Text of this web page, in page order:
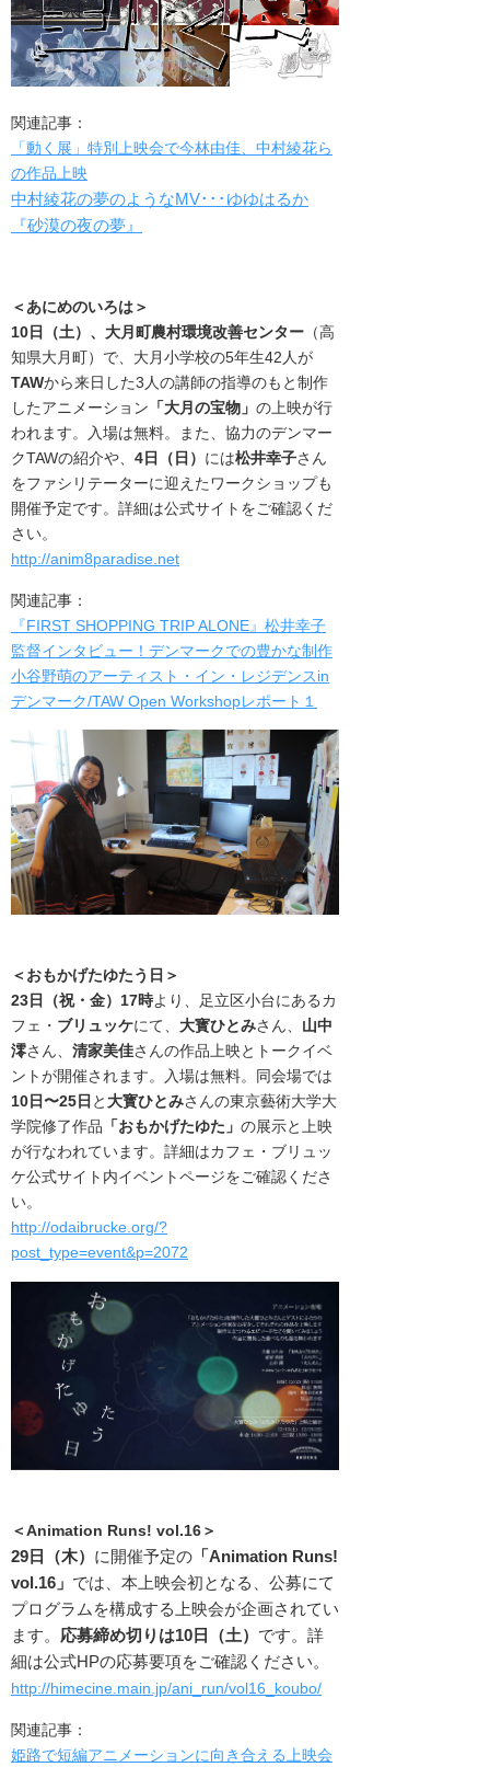
関連記事：
「動く展」特別上映会で今林由佳、中村綾花ら
の作品上映
中村綾花の夢のようなMV･･･ゆゆはるか
『砂漠の夜の夢』
＜あにめのいろは＞
10日（土）、 大月町農村環境改善センター （高
知県大月町）で、大月小学校の5年生42人が
TAWから来日した3人の講師の指導のもと制作
したアニメーション 「大月の宝物」 の上映が行
われます。入場は無料。また、協力のデンマー
クTAWの紹介や、 4日（日） には松井幸子さん
をファシリテーターに迎えたワークショップも
開催予定です。詳細は公式サイトをご確認くだ
さい。
http://anim8paradise.net
関連記事：
『FIRST SHOPPING TRIP ALONE』松井幸子
監督インタビュー！デンマークでの豊かな制作
小谷野萌のアーティスト・イン・レジデンスin
デンマーク/TAW Open Workshopレポート１
＜ おもかげたゆたう日 ＞
23日（祝・金） 17時より、足立区小台にあるカ
フェ・ ブリュッケにて、 大寳ひとみさん、 山中
澪さん、 清家美佳さんの作品上映とトークイベ
ントが開催されます。入場は無料。同会場では
10日〜25日 と 大寳ひとみさんの東京藝術大学大
学院修了作品 「おもかげたゆた」 の展示と上映
が行なわれています。 詳細はカフェ・ブリュッ
ケ公式サイト内イベントページをご確認くださ
い。
http://odaibrucke.org/?
post_type=event&p=2072
＜Animation Runs! vol.16＞
29日（木） に開催予定の 「Animation Runs!
vol.16」 では、本上映会初となる、公募にて
プログラムを構成する上映会が企画されてい
ます。 応募締め切りは10日（土） です。詳
細は公式HPの応募要項をご確認ください。
http://himecine.main.jp/ani_run/vol16_koubo/
関連記事：
姫路で短編アニメーションに向き合える上映会